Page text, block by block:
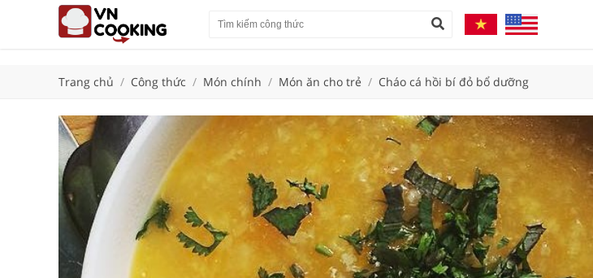
Trang chủ / Công thức / Món chính / Món ăn cho trẻ / Cháo cá hồi bí đỏ bổ dưỡng